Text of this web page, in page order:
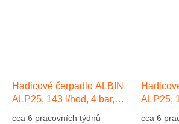
Hadicové čerpadlo ALBIN
ALP25, 143 l/hod, 4 bar,
cca 6 pracovních týdnů
ALP25,
hadice
cca 6